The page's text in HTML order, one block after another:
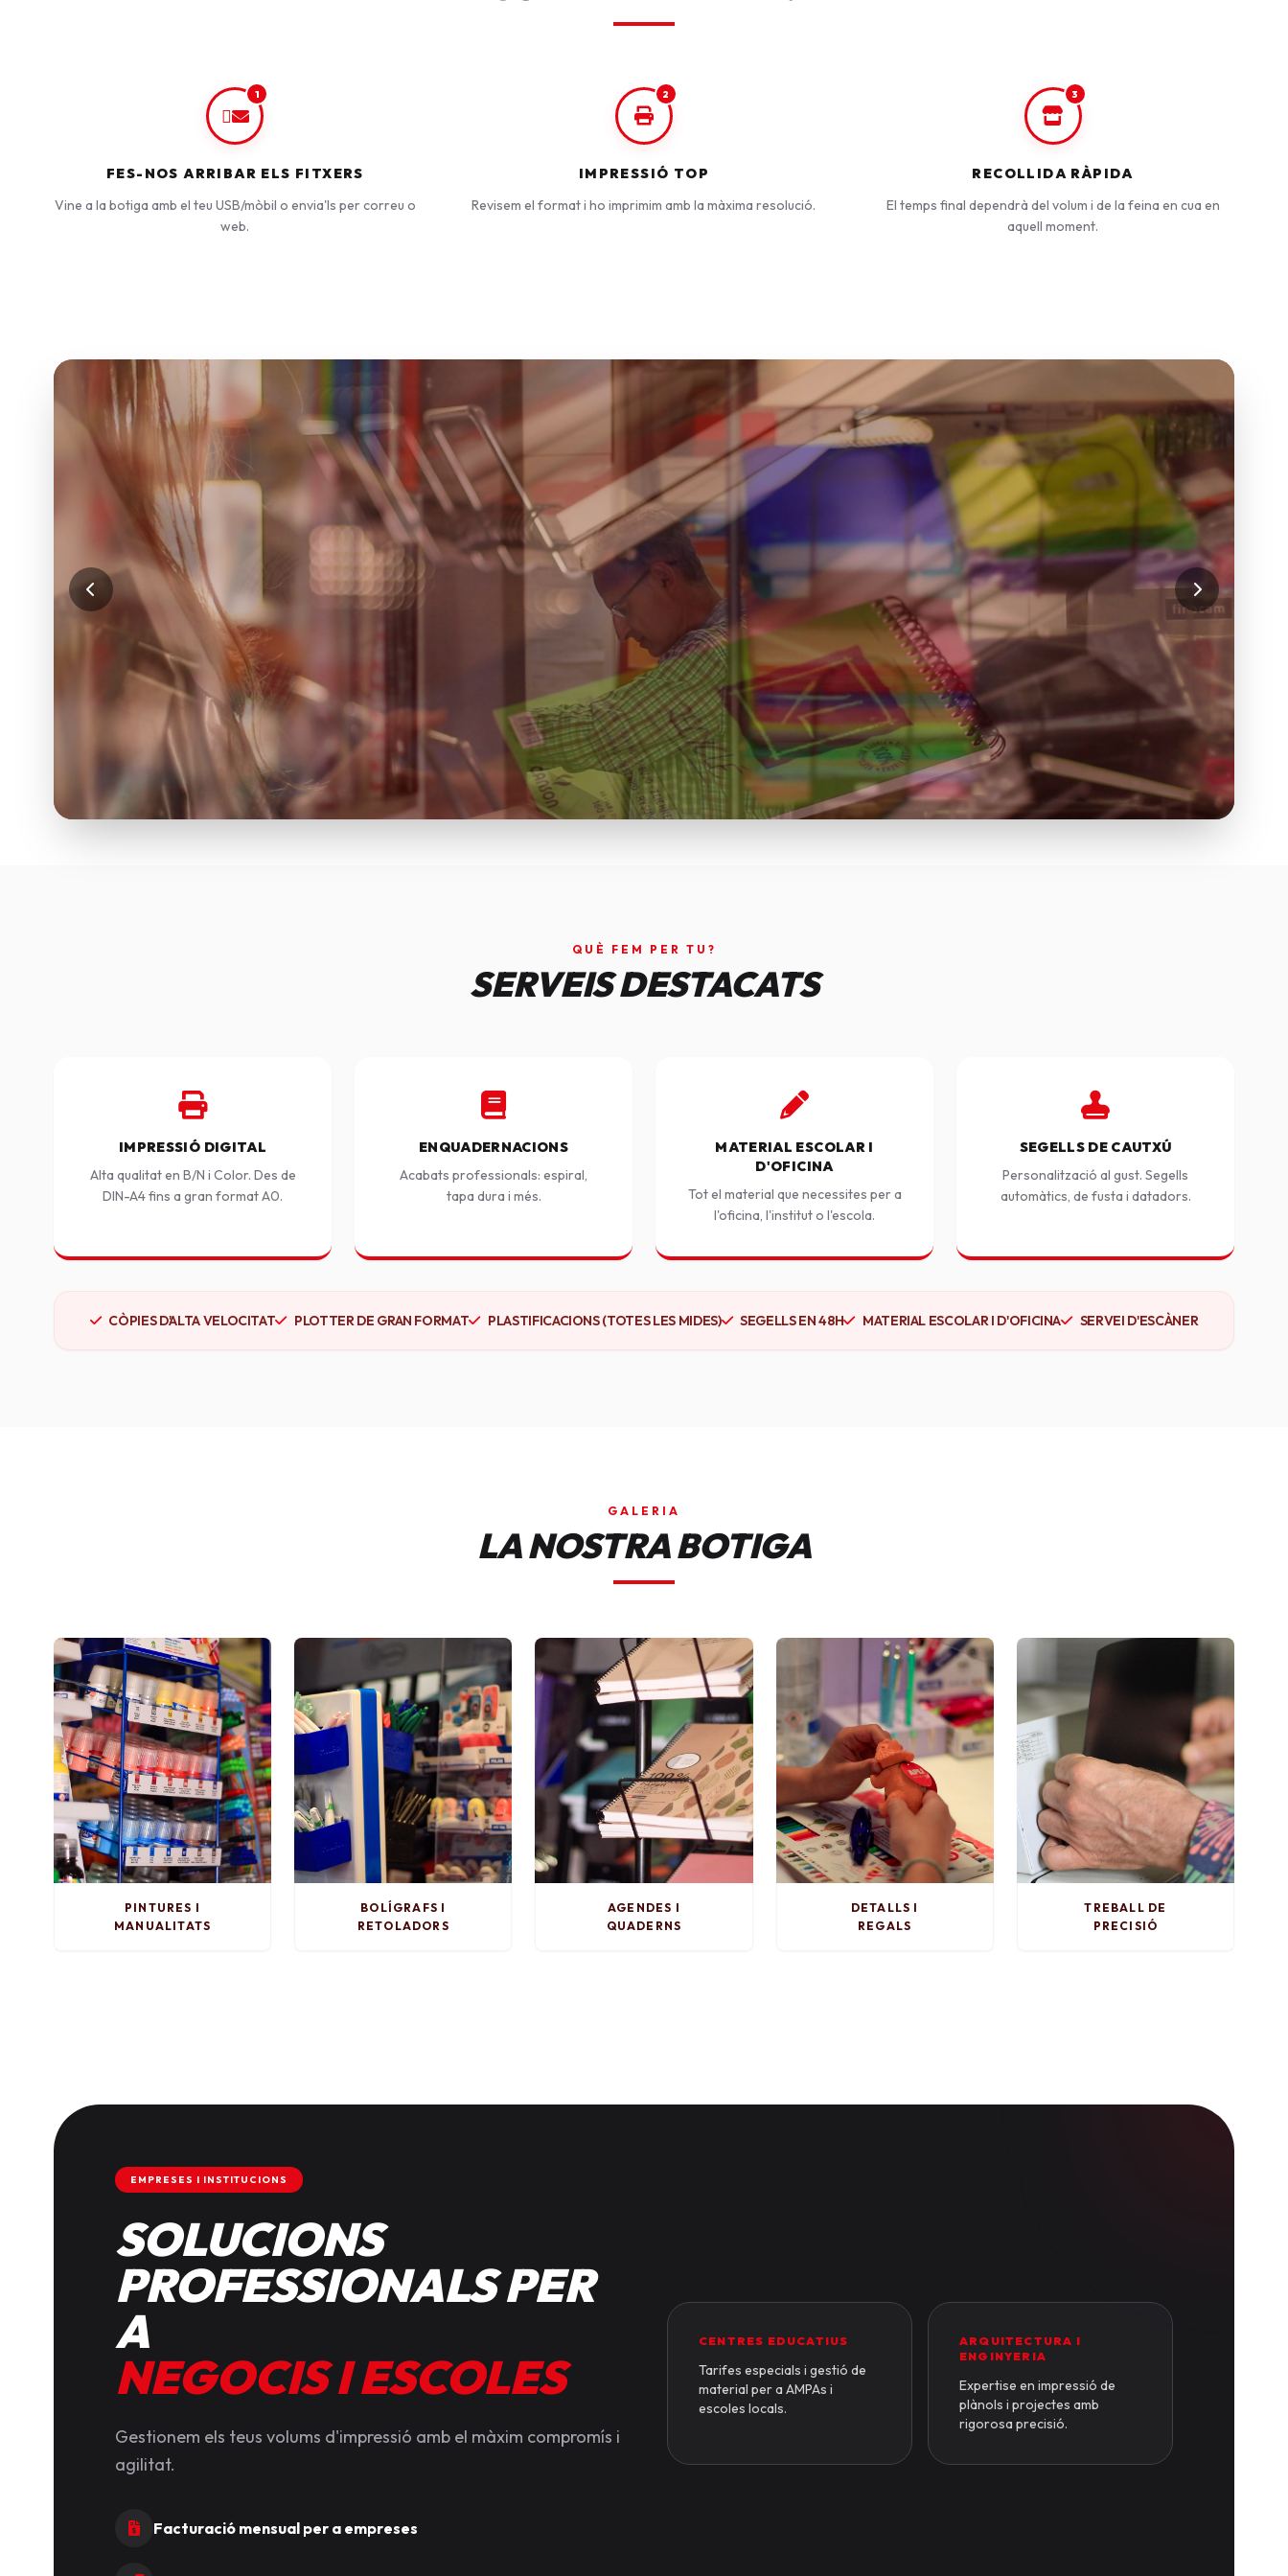
1
FES-NOS ARRIBAR ELS FITXERS
Vine a la botiga amb el teu USB/mòbil o envia'ls per correu o
web.
2
IMPRESSIÓ TOP
Revisem el format i ho imprimim amb la màxima resolució.
3
RECOLLIDA RÀPIDA
El temps final dependrà del volum i de la feina en cua en
aquell moment.
QUÈ FEM PER TU?
SERVEIS DESTACATS
IMPRESSIÓ DIGITAL
Alta qualitat en B/N i Color. Des de
DIN-A4 fins a gran format A0.
ENQUADERNACIONS
Acabats professionals: espiral,
tapa dura i més.
MATERIAL ESCOLAR I
D'OFICINA
Tot el material que necessites per a
l'oficina, l'institut o l'escola.
SEGELLS DE CAUTXÚ
Personalització al gust. Segells
automàtics, de fusta i datadors.
CÒPIES D'ALTA VELOCITAT PLOTTER DE GRAN FORMAT PLASTIFICACIONS (TOTES LES MIDES) SEGELLS EN 48H MATERIAL ESCOLAR I D'OFICINA SERVEI D'ESCÀNER
GALERIA
LA NOSTRA BOTIGA
PINTURES I
MANUALITATS
BOLÍGRAFS I
RETOLADORS
AGENDES I
QUADERNS
DETALLS I
REGALS
TREBALL DE
PRECISIÓ
EMPRESES I INSTITUCIONS
SOLUCIONS
PROFESSIONALS PER
A
NEGOCIS I ESCOLES
Gestionem els teus volums d'impressió amb el màxim compromís i
agilitat.
Facturació mensual per a empreses
CENTRES EDUCATIUS
Tarifes especials i gestió de
material per a AMPAs i
escoles locals.
ARQUITECTURA I
ENGINYERIA
Expertise en impressió de
plànols i projectes amb
rigorosa precisió.